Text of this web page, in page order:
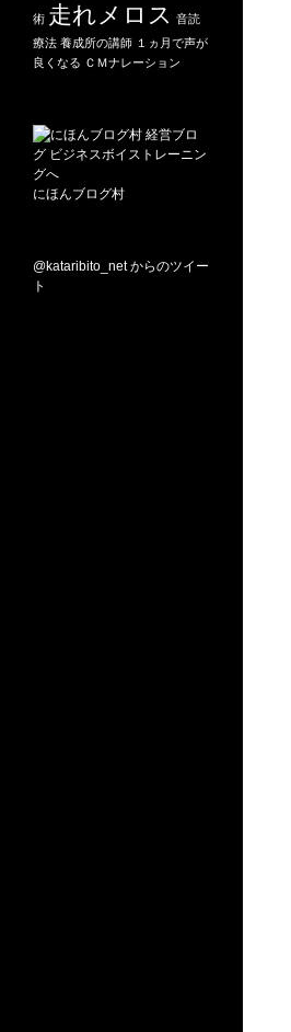
術 走れメロス 音読
療法 養成所の講師 １ヵ月で声が
良くなる ＣＭナレーション
にほんブログ村
@kataribito_net からのツイー
ト